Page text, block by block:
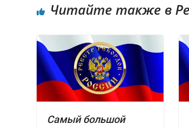
Читайте также в
Самый большой